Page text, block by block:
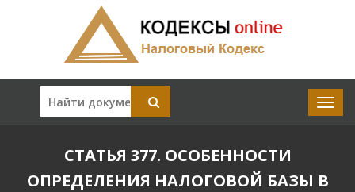
СТАТЬЯ 377. ОСОБЕННОСТИ
ОПРЕДЕЛЕНИЯ НАЛОГОВОЙ БАЗЫ В